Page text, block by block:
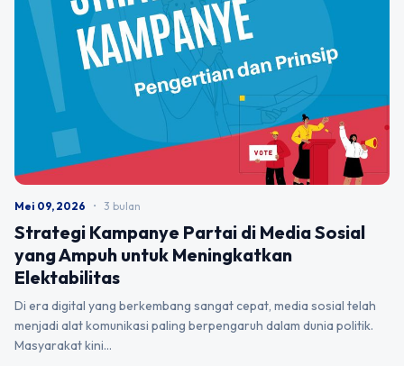
Mei 09, 2026 • 3 bulan
Strategi Kampanye Partai di Media Sosial
yang Ampuh untuk Meningkatkan
Elektabilitas
Di era digital yang berkembang sangat cepat, media sosial telah
menjadi alat komunikasi paling berpengaruh dalam dunia politik.
Masyarakat kini…